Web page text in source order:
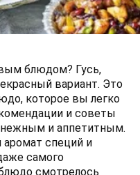
блюдом? Гусь,
вариант. Это
которое вы легко
и советы
нежным и аппетитным.
специй и
самого
смотрелось